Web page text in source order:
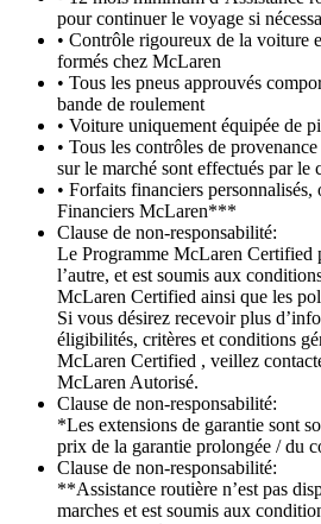
pour continuer le voyage si
• Contrôle rigoureux de la voiture
formés chez McLaren
• Tous les pneus approuvés
bande de roulement
• Voiture uniquement équipée de
• Tous les contrôles de
sur le marché sont effectués par le
• Forfaits financiers personnalisés,
Financiers McLaren***
Clause de non-responsabilité:
Le Programme McLaren Certified
l’autre, et est soumis aux
McLaren Certified ainsi que les
Si vous désirez recevoir plus
éligibilités, critères et conditions
McLaren Certified , veillez
McLaren Autorisé.
Clause de non-responsabilité:
*Les extensions de garantie sont
prix de la garantie prolongée / du
Clause de non-responsabilité:
**Assistance routière n’est pas
marches et est soumis aux